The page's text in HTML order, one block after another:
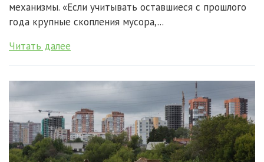
механизмы. «Если учитывать оставшиеся с прошлого
года крупные скопления мусора,...
Читать далее